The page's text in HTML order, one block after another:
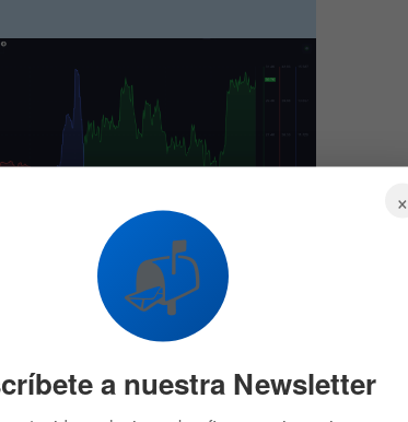
deberían prestar atención a si las
×
📬
a nuestra Newsletter